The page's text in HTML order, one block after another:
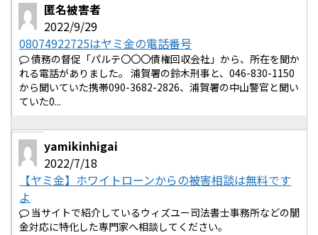
匿名被害者
2022/9/29
08074922725はヤミ金の電話番号
債務の督促「パルテ〇〇〇債権回収会社」から、所在を聞か
れる電話がありました。 浦賀署の鈴木刑事と、046-830-1150
から聞いていた携帯090-3682-2826、浦賀署の中山警官と聞い
ていた0...
yamikinhigai
2022/7/18
【ヤミ金】ホワイトローンからの被害相談は無料です
よ
当サイトで紹介しているウィズユー司法書士事務所などの闇
金対応に特化した専門家へ相談してください。